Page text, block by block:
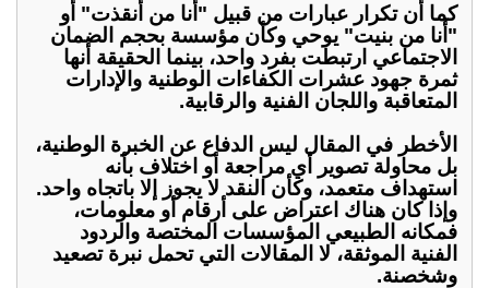
كما أن تكرار عبارات من قبيل "أنا من أنقذت" أو
"أنا من بنيت" يوحي وكأن مؤسسة بحجم الضمان
الاجتماعي ارتبطت بفرد واحد، بينما الحقيقة أنها
ثمرة جهود عشرات الكفاءات الوطنية والإدارات
المتعاقبة واللجان الفنية والرقابية.
الأخطر في المقال ليس الدفاع عن الخبرة الوطنية،
بل محاولة تصوير أي مراجعة أو اختلاف بأنه
استهداف متعمد، وكأن النقد لا يجوز إلا باتجاه واحد.
وإذا كان هناك اعتراض على أرقام أو معلومات،
فمكانه الطبيعي المؤسسات المختصة والردود
الفنية الموثقة، لا المقالات التي تحمل نبرة تصعيد
وشخصنة.